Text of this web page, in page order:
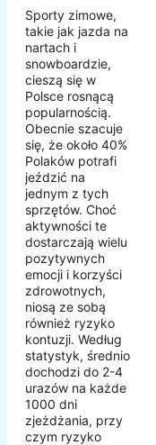
Sporty zimowe,
takie jak jazda na
nartach i
snowboardzie,
cieszą się w
Polsce rosnącą
popularnością.
Obecnie szacuje
się, że około 40%
Polaków potrafi
jeździć na
jednym z tych
sprzętów. Choć
aktywności te
dostarczają wielu
pozytywnych
emocji i korzyści
zdrowotnych,
niosą ze sobą
również ryzyko
kontuzji. Według
statystyk, średnio
dochodzi do 2-4
urazów na każde
1000 dni
zjeżdżania, przy
czym ryzyko